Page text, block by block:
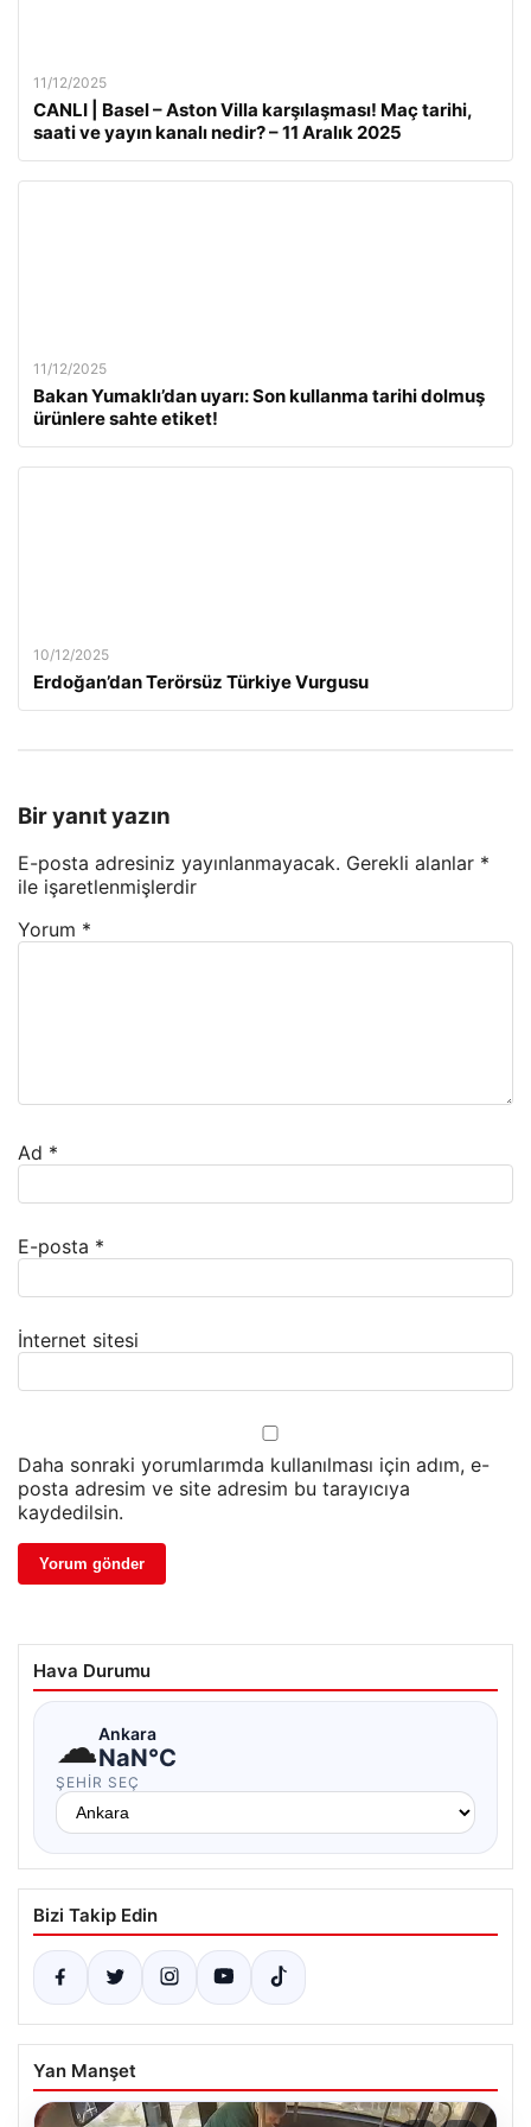
11/12/2025
CANLI | Basel – Aston Villa karşılaşması! Maç tarihi,
saati ve yayın kanalı nedir? – 11 Aralık 2025
11/12/2025
Bakan Yumaklı’dan uyarı: Son kullanma tarihi dolmuş
ürünlere sahte etiket!
10/12/2025
Erdoğan’dan Terörsüz Türkiye Vurgusu
Bir yanıt yazın
E-posta adresiniz yayınlanmayacak. Gerekli alanlar *
ile işaretlenmişlerdir
Yorum *
Ad *
E-posta *
İnternet sitesi
Daha sonraki yorumlarımda kullanılması için adım, e-
posta adresim ve site adresim bu tarayıcıya
kaydedilsin.
Hava Durumu
☁Ankara
NaN°C
ŞEHIR SEÇ
Bizi Takip Edin
Yan Manşet